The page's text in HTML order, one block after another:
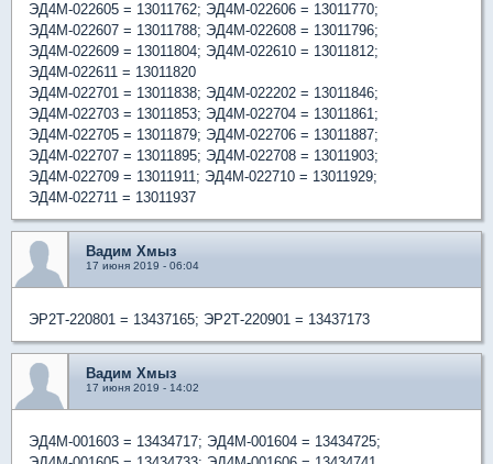
ЭД4М-022605 = 13011762; ЭД4М-022606 = 13011770;
ЭД4М-022607 = 13011788; ЭД4М-022608 = 13011796;
ЭД4М-022609 = 13011804; ЭД4М-022610 = 13011812;
ЭД4М-022611 = 13011820
ЭД4М-022701 = 13011838; ЭД4М-022202 = 13011846;
ЭД4М-022703 = 13011853; ЭД4М-022704 = 13011861;
ЭД4М-022705 = 13011879; ЭД4М-022706 = 13011887;
ЭД4М-022707 = 13011895; ЭД4М-022708 = 13011903;
ЭД4М-022709 = 13011911; ЭД4М-022710 = 13011929;
ЭД4М-022711 = 13011937
Вадим Хмыз
17 июня 2019 - 06:04
ЭР2Т-220801 = 13437165; ЭР2Т-220901 = 13437173
Вадим Хмыз
17 июня 2019 - 14:02
ЭД4М-001603 = 13434717; ЭД4М-001604 = 13434725;